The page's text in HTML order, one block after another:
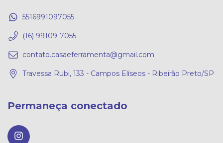
5516991097055
(16) 99109-7055
contato.casaeferramenta@gmail.com
Travessa Rubi, 133 - Campos Elíseos - Ribeirão Preto/SP
Permaneça conectado